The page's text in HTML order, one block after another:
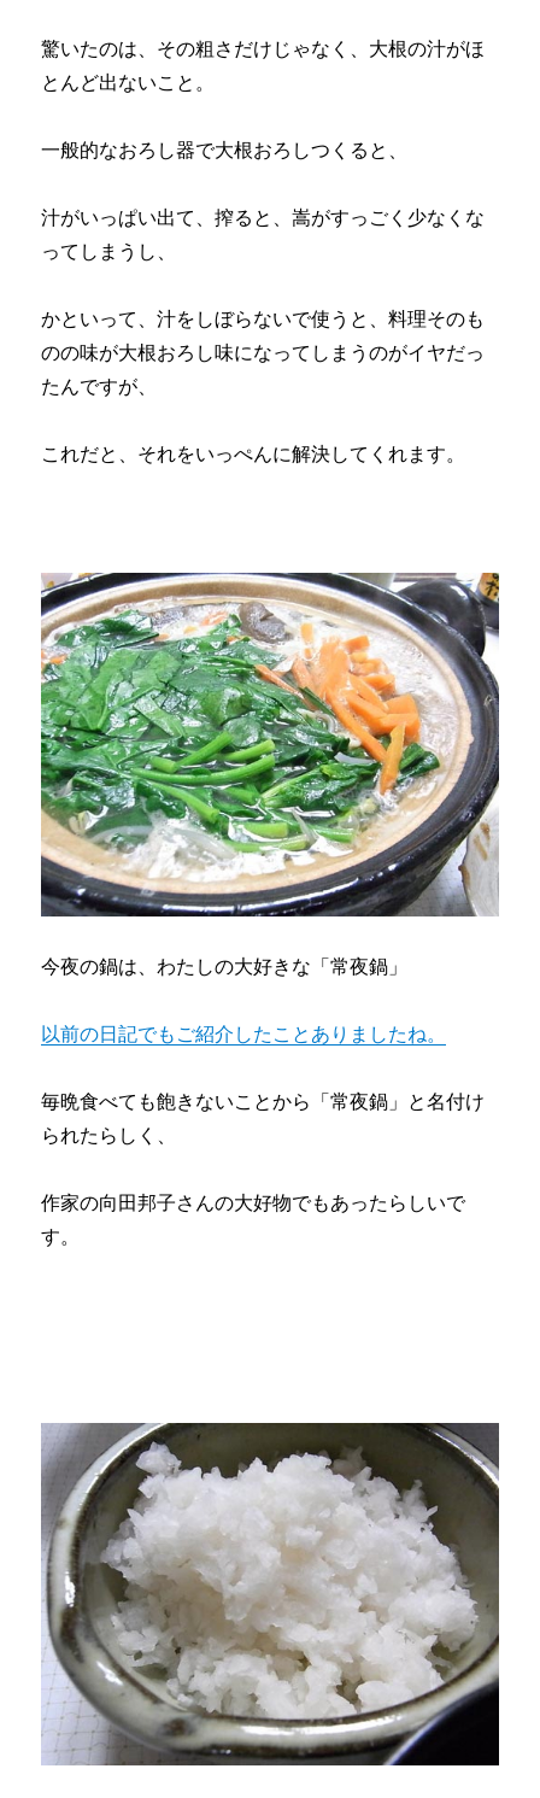
驚いたのは、その粗さだけじゃなく、大根の汁がほ
とんど出ないこと。
一般的なおろし器で大根おろしつくると、
汁がいっぱい出て、搾ると、嵩がすっごく少なくな
ってしまうし、
かといって、汁をしぼらないで使うと、料理そのも
のの味が大根おろし味になってしまうのがイヤだっ
たんですが、
これだと、それをいっぺんに解決してくれます。
今夜の鍋は、わたしの大好きな「常夜鍋」
以前の日記でもご紹介したことありましたね。
毎晩食べても飽きないことから「常夜鍋」と名付け
られたらしく、
作家の向田邦子さんの大好物でもあったらしいで
す。